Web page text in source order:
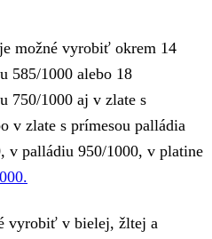
možné vyrobiť okrem 14
585/1000 alebo 18
750/1000 aj v zlate s
v zlate s prímesou palládia
v palládiu 950/1000, v platine
vyrobiť v bielej, žltej a